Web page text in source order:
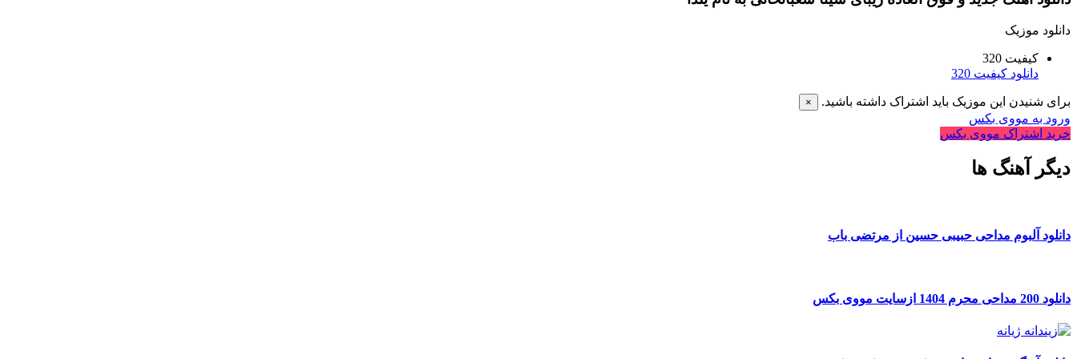
دانلود موزیک
کیفیت 320
دانلود کیفیت 320
برای شنیدن این موزیک باید اشتراک داشته باشید. ×
ورود به مووی بکس
خرید اشتراک مووی بکس
دیگر آهنگ ها
دانلود آلبوم مداحی حبیبی حسین از مرتضی باب
دانلود 200 مداحی محرم 1404 ازسایت مووی بکس